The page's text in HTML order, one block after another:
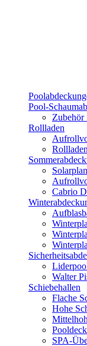
Pool-
Zubehör
Rollladen
Cabrio
Walter
Schiebehallen
Flache
Hohe
SPA-